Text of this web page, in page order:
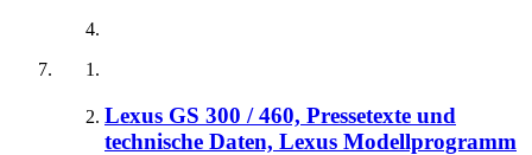
Lexus GS 300 / 460, Pressetexte und
technische Daten, Lexus Modellprogramm